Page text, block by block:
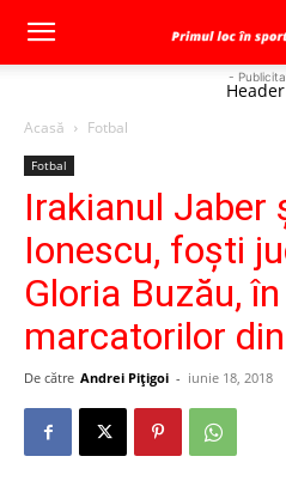
-
Acasă Fotbal
Fotbal
Irakianul Jaber
Ionescu, foşti
Gloria Buzău,
marcatorilor
De către Andrei Pițigoi - iunie 18, 2018